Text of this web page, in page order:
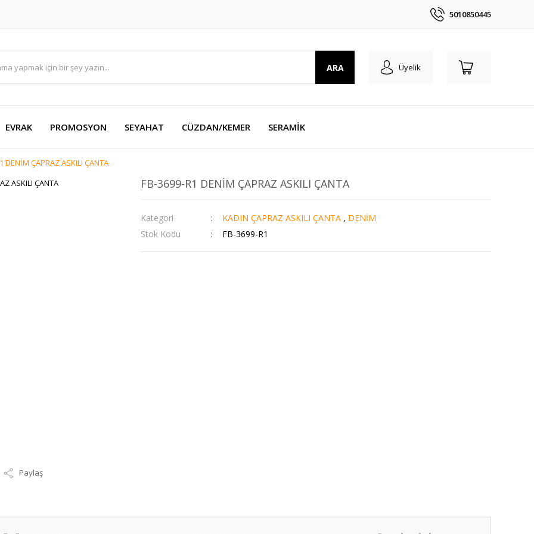
5010850445
ARA Üyelik
EVRAK PROMOSYON SEYAHAT CÜZDAN/KEMER SERAMİK
DENİM ÇAPRAZ ASKILI ÇANTA
Paylaş
FB-3699-R1 DENİM ÇAPRAZ ASKILI ÇANTA
Kategori KADIN ÇAPRAZ ASKILI ÇANTA , DENİM
Stok Kodu
FB-3699-R1